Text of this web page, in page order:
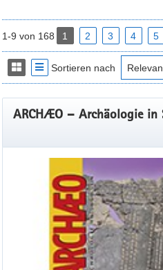
1-9 von 168 1 2 3 4 5
Sortieren nach
ARCHÆO – Archäologie in